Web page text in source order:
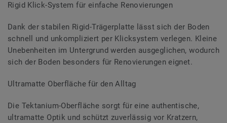
Rigid Klick-System für einfache Renovierungen
Dank der stabilen Rigid-Trägerplatte lässt sich der Boden
schnell und unkompliziert per Klicksystem verlegen. Kleine
Unebenheiten im Untergrund werden ausgeglichen, wodurch
sich der Boden besonders für Renovierungen eignet.
Ultramatte Oberfläche für den Alltag
Die Tektanium-Oberfläche sorgt für eine authentische,
ultramatte Optik und schützt zuverlässig vor Kratzern,